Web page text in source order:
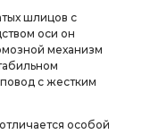
шлицов с
оси он
механизм
с жестким
особой